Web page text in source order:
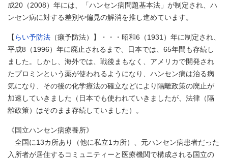
成20（2008）年には、「ハンセン病問題基本法」が制定され、ハ
ンセン病に対する差別や偏見の解消を推し進めています。
【 らい予防法 （癩予防法）】・・・昭和6（1931）年に制定され、
平成8（1996）年に廃止されるまで、日本では、65年間も存続し
ました。しかし、海外では、戦後まもなく、アメリカで開発され
たプロミンという薬が使われるようになり、ハンセン病は治る病
気になり、その後の化学療法の確立などにより隔離政策の廃止が
加速していきました（日本でも使われていきましたが、法律（隔
離政策）はそのまま存続していました）。
《国立ハンセン病療養所》
全国に13カ所あり（他に私立1カ所）、元ハンセン病患者だった
入所者が居住するコミュニティーと医療機関で構成される国立の